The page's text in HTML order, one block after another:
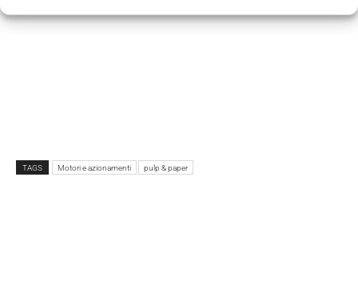
TAGS Motori e azionamenti pulp & paper